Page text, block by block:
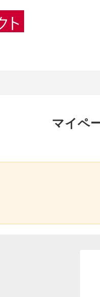
マイペ